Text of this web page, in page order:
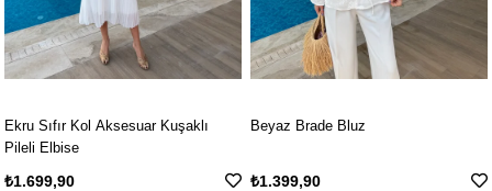
Ekru Sıfır Kol Aksesuar Kuşaklı
Pileli Elbise
₺1.699,90
Beyaz Brade Bluz
₺1.399,90